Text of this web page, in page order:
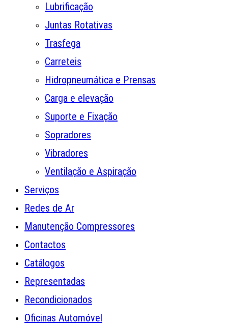
Lubrificação
Juntas Rotativas
Trasfega
Carreteis
Hidropneumática e Prensas
Carga e elevação
Suporte e Fixação
Sopradores
Vibradores
Ventilação e Aspiração
Serviços
Redes de Ar
Manutenção Compressores
Contactos
Catálogos
Representadas
Recondicionados
Oficinas Automóvel